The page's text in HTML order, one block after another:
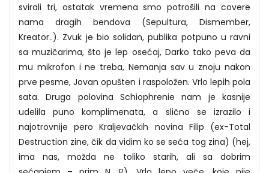
svirali tri, ostatak vremena smo potrošili na covere
nama dragih bendova (Sepultura, Dismember,
Kreator..). Zvuk je bio solidan, publika potpuno u ravni
sa muzičarima, što je lep osećaj, Darko tako peva da
mu mikrofon i ne treba, Nemanja sav u znoju nakon
prve pesme, Jovan opušten i raspoložen. Vrlo lepih pola
sata. Druga polovina Schiophrenie nam je kasnije
udelila puno komplimenata, a slično se izrazilo i
najotrovnije pero Kraljevačkih novina Filip (ex-Total
Destruction zine, čik da vidim ko se seća tog zina) (hej,
ima nas, možda ne toliko starih, ali sa dobrim